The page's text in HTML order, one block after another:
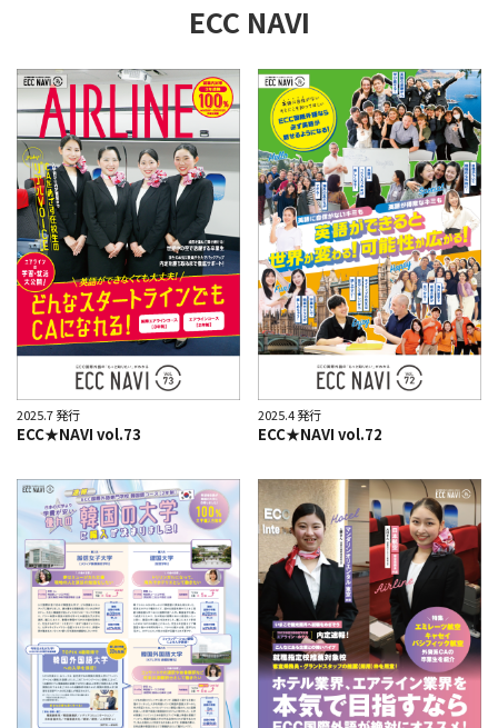
ECC NAVI
2025.7 発行
ECC★NAVI vol.73
2025.4 発行
ECC★NAVI vol.72